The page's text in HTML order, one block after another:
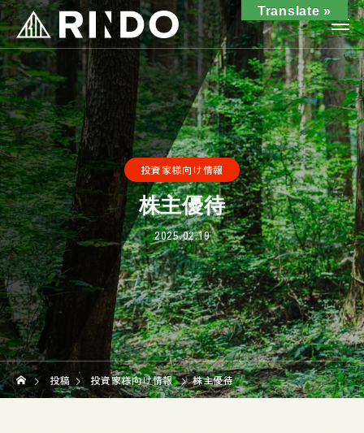
投資家様向け情報
株主優待
2025.02.19
投稿 投資家様向け情報 株主優待
Translate »